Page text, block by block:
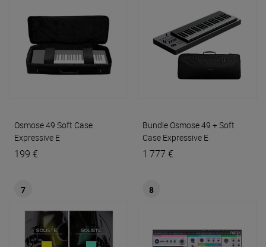
Osmose 49 Soft Case
Expressive E
199 €
Bundle Osmose 49 + Soft
Case Expressive E
1 777 €
7 8